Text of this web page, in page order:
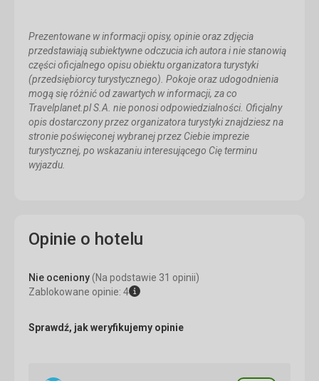
Prezentowane w informacji opisy, opinie oraz zdjęcia
przedstawiają subiektywne odczucia ich autora i nie stanowią
części oficjalnego opisu obiektu organizatora turystyki
(przedsiębiorcy turystycznego). Pokoje oraz udogodnienia
mogą się różnić od zawartych w informacji, za co
Travelplanet.pl S.A. nie ponosi odpowiedzialności. Oficjalny
opis dostarczony przez organizatora turystyki znajdziesz na
stronie poświęconej wybranej przez Ciebie imprezie
turystycznej, po wskazaniu interesującego Cię terminu
wyjazdu.
Opinie o hotelu
Nie oceniony (Na podstawie 31 opinii)
Zablokowane opinie: 4
Sprawdź, jak weryfikujemy opinie